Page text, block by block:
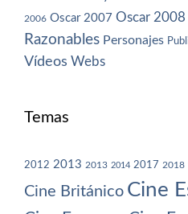
2006 Oscar 2007 Oscar 2008
Razonables Personajes
Vídeos Webs
Temas
2012 2013 2013 2014 2017 2018
Cine Británico Cine